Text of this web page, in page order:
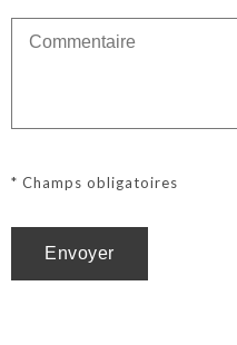
* Champs obligatoires